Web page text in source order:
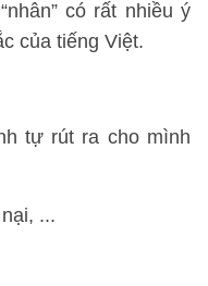
có rất nhiều ý
của tiếng Việt.
tự rút ra cho mình
...